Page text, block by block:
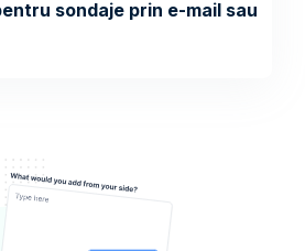
sondaje prin e-mail sau